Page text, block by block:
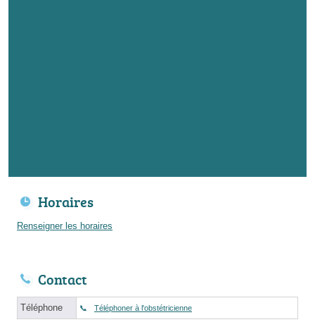
Horaires
Renseigner les horaires
Contact
Téléphone Téléphoner à l'obstétricienne